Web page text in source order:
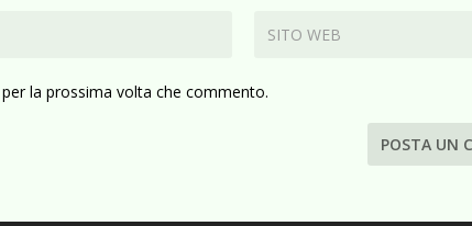
la prossima volta che commento.